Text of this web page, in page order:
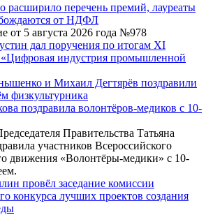
расширило перечень премий, лауреаты
от НДФЛ
от 5 августа 2026 года №978
дал поручения по итогам XI
индустрия промышленной
и Михаил Дегтярёв поздравили
физкультурника
поздравила волонтёров-медиков с 10-
Правительства Татьяна
участников Всероссийского
движения «Волонтёры-медики» с 10-
провёл заседание комиссии
конкурса лучших проектов создания